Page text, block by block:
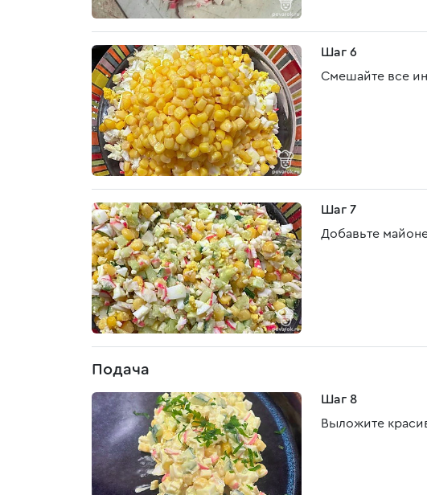
Шаг 6
Смешайте все
Шаг 7
Добавьте
Подача
Шаг 8
Выложите